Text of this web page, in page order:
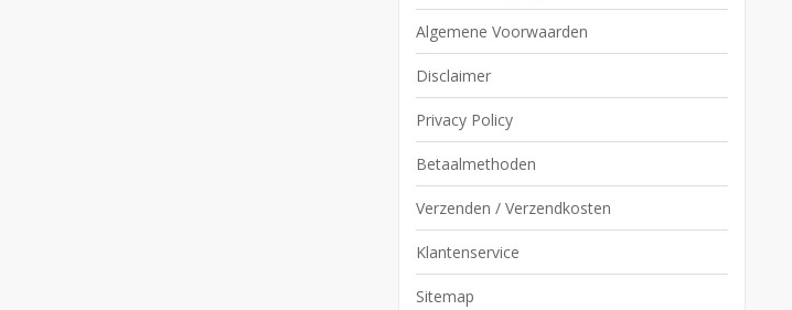
Algemene Voorwaarden
Disclaimer
Privacy Policy
Betaalmethoden
Verzenden / Verzendkosten
Klantenservice
Sitemap